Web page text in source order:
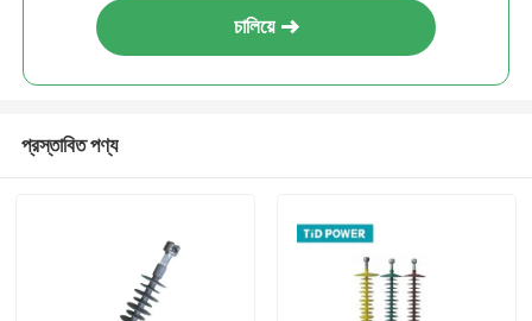
চালিয়ে
প্রস্তাবিত পণ্য